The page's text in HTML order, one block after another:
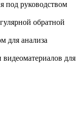
под руководством
обратной
для анализа
видеоматериалов для